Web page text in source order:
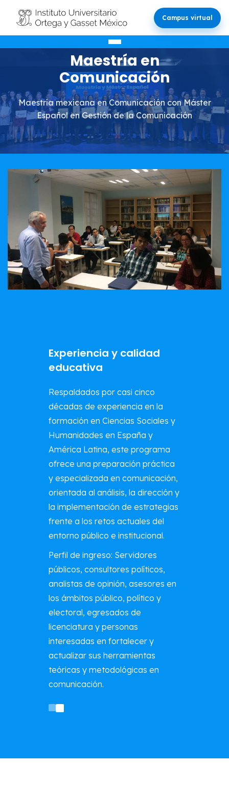
Campus virtual
Maestría en
Comunicación
Maestría mexicana en Comunicación con Máster
Español en Gestión de la Comunicación
Experiencia y calidad
educativa
Respaldados por casi cinco
décadas de experiencia en la
formación en Ciencias Sociales y
Humanidades en España y
América Latina, este programa
ofrece una preparación práctica
y especializada en comunicación,
orientada al análisis, la dirección y
la implementación de estrategias
frente a los retos actuales del
entorno público e institucional.
Perfil de ingreso: Servidores
públicos, consultores políticos,
analistas de opinión, asesores en
los ámbitos público, político y
electoral, egresados de
licenciatura y personas
interesadas en fortalecer y
actualizar sus herramientas
teóricas y metodológicas en
comunicación.